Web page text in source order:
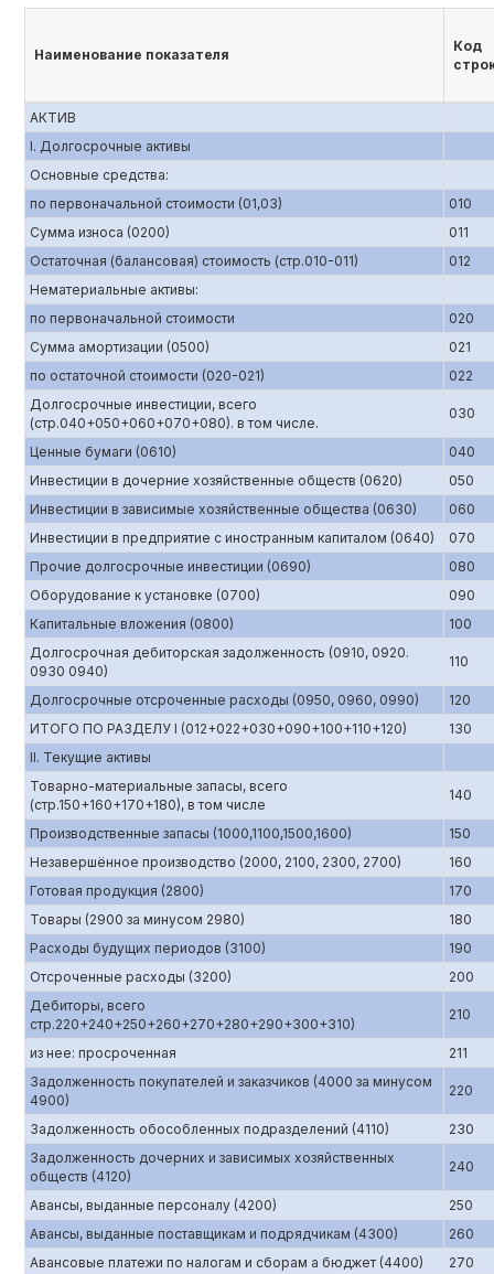
Наименование показателя
Код
АКТИВ
I. Долгосрочные активы
Основные средства:
по первоначальной стоимости (01,03)
010
Сумма износа (0200)
011
Остаточная (балансовая) стоимость (стр.010-011)
012
Нематериальные активы:
по первоначальной стоимости
020
Сумма амортизации (0500)
021
по остаточной стоимости (020-021)
022
Долгосрочные инвестиции, всего
(стр.040+050+060+070+080). в том числе.
030
Ценные бумаги (0610)
040
Инвестиции в дочерние хозяйственные обществ (0620)
050
Инвестиции в зависимые хозяйственные общества (0630)
060
Инвестиции в предприятие с иностранным капиталом (0640)
070
Прочие долгосрочные инвестиции (0690)
080
Оборудование к установке (0700)
090
Капитальные вложения (0800)
100
Долгосрочная дебиторская задолженность (0910, 0920.
0930 0940)
110
Долгосрочные отсроченные расходы (0950, 0960, 0990)
120
ИТОГО ПО РАЗДЕЛУ I (012+022+030+090+100+110+120)
130
II. Текущие активы
Товарно-материальные запасы, всего
(стр.150+160+170+180), в том числе
140
Производственные запасы (1000,1100,1500,1600)
150
Незавершённое производство (2000, 2100, 2300, 2700)
160
Готовая продукция (2800)
170
Товары (2900 за минусом 2980)
180
Расходы будущих периодов (3100)
190
Отсроченные расходы (3200)
200
Дебиторы, всего
стр.220+240+250+260+270+280+290+300+310)
210
из нее: просроченная
211
Задолженность покупателей и заказчиков (4000 за минусом
4900)
220
Задолженность обособленных подразделений (4110)
230
Задолженность дочерних и зависимых хозяйственных
обществ (4120)
240
Авансы, выданные персоналу (4200)
250
Авансы, выданные поставщикам и подрядчикам (4300)
260
Авансовые платежи по налогам и сборам а бюджет (4400)
270